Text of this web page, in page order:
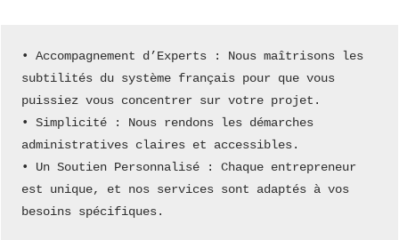
• Accompagnement d’Experts : Nous maîtrisons les
subtilités du système français pour que vous
puissiez vous concentrer sur votre projet.
• Simplicité : Nous rendons les démarches
administratives claires et accessibles.
• Un Soutien Personnalisé : Chaque entrepreneur
est unique, et nos services sont adaptés à vos
besoins spécifiques.